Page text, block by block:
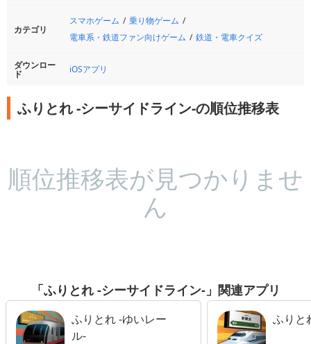
カテゴリ
スマホゲーム
乗り物ゲーム
電車系・鉄道ファン向けゲーム
鉄道・電車クイズ
ダウンロー
ド iOSアプリ
ふりとれ -シーサイドライン-の順位推移表
順位推移表が見つかりませ
ん
「ふりとれ -シーサイドライン-」関連アプリ
ふりとれ -ゆいレー
ル-
ふりと